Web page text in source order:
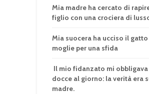
Mia madre ha cercato di
figlio con una crociera di
Mia suocera ha ucciso il
moglie per una sfida
Il mio fidanzato mi obbligava
docce al giorno: la verità era
madre.